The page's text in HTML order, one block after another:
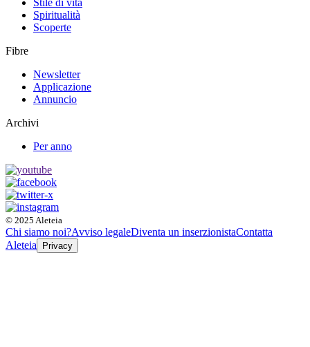
Spiritualità
Scoperte
Fibre
Newsletter
Applicazione
Annuncio
Archivi
Per anno
© 2025 Aleteia
Chi siamo noi?Avviso legaleDiventa un inserzionistaContatta
Aleteia
Privacy